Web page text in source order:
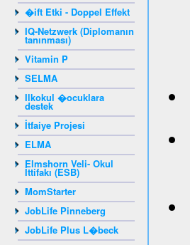
�ift Etki - Doppel Effekt
IQ-Netzwerk (Diplomanın
tanınması)
Vitamin P
SELMA
Ilkokul �ocuklara
destek
İtfaiye Projesi
ELMA
Elmshorn Veli- Okul
İttifakı (ESB)
MomStarter
JobLife Pinneberg
JobLife Plus L�beck